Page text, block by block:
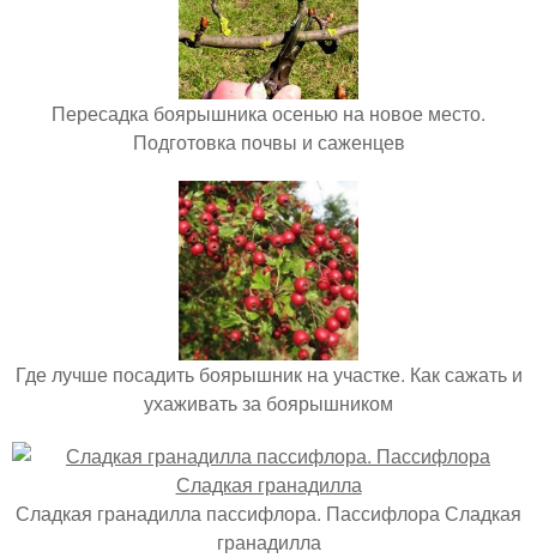
Пересадка боярышника осенью на новое место.
Подготовка почвы и саженцев
Где лучше посадить боярышник на участке. Как сажать и
ухаживать за боярышником
Сладкая гранадилла пассифлора. Пассифлора Сладкая
гранадилла